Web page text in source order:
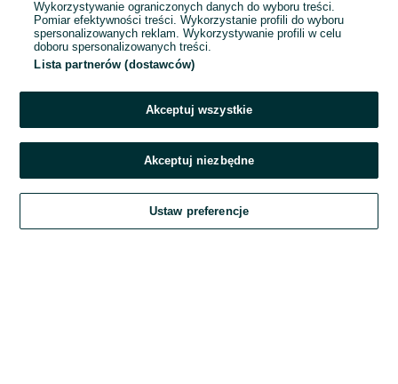
Hasło
Zaloguj się
Kontynuując za pośrednictwem jednego z dostawców wskazanych powyżej,
OLX.pl w jego aktualnym brzmieniu.
Wykorzystywanie ograniczonych danych do wyboru treści.
Pomiar efektywności treści. Wykorzystanie profili do wyboru
spersonalizowanych reklam. Wykorzystywanie profili w celu
doboru spersonalizowanych treści.
Lista partnerów (dostawców)
Akceptuj wszystkie
Akceptuj niezbędne
Ustaw preferencje